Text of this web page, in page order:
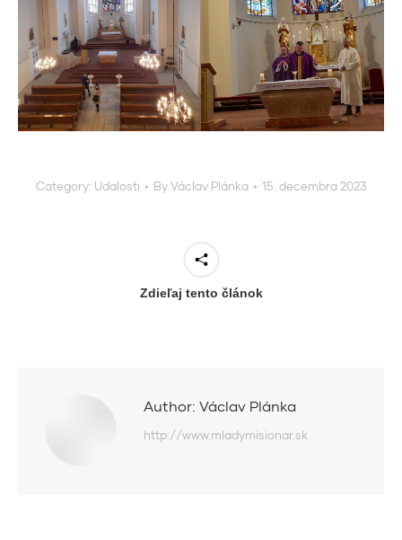
Category: Udalosti ByVáclav Plánka 15. decembra 2023
Zdieľaj tento článok
Author: Václav Plánka
http://www.mladymisionar.sk